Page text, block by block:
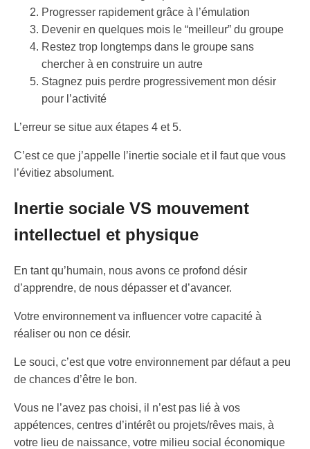
Progresser rapidement grâce à l’émulation
Devenir en quelques mois le “meilleur” du groupe
Restez trop longtemps dans le groupe sans
chercher à en construire un autre
Stagnez puis perdre progressivement mon désir
pour l’activité
L’erreur se situe aux étapes 4 et 5.
C’est ce que j’appelle l’inertie sociale et il faut que vous
l’évitiez absolument.
Inertie sociale VS mouvement
intellectuel et physique
En tant qu’humain, nous avons ce profond désir
d’apprendre, de nous dépasser et d’avancer.
Votre environnement va influencer votre capacité à
réaliser ou non ce désir.
Le souci, c’est que votre environnement par défaut a peu
de chances d’être le bon.
Vous ne l’avez pas choisi, il n’est pas lié à vos
appétences, centres d’intérêt ou projets/rêves mais, à
votre lieu de naissance, votre milieu social économique